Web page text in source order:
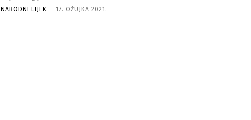
NARODNI LIJEK - 17. OŽUJKA 2021.